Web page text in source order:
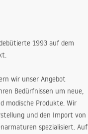
1993 auf dem
wir unser Angebot
Bedürfnissen um neue,
modische Produkte. Wir
und den Import von
spezialisiert. Auf